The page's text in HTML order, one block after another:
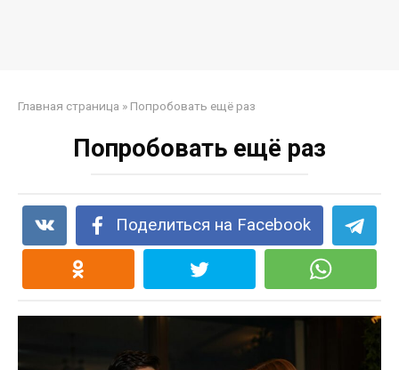
Главная страница » Попробовать ещё раз
Попробовать ещё раз
Поделиться на Facebook